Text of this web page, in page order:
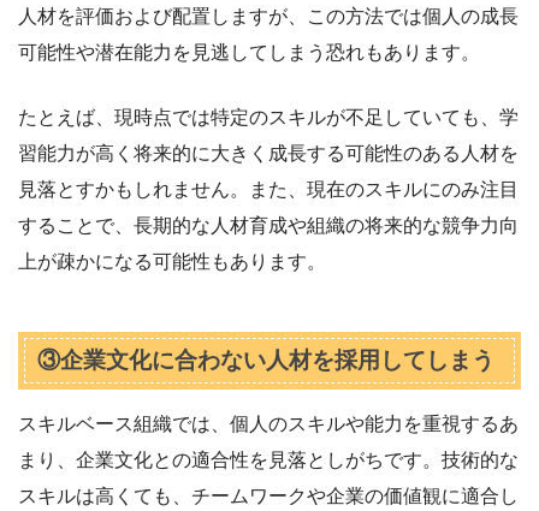
人材を評価および配置しますが、この方法では個人の成長
可能性や潜在能力を見逃してしまう恐れもあります。
たとえば、現時点では特定のスキルが不足していても、学
習能力が高く将来的に大きく成長する可能性のある人材を
見落とすかもしれません。また、現在のスキルにのみ注目
することで、長期的な人材育成や組織の将来的な競争力向
上が疎かになる可能性もあります。
③企業文化に合わない人材を採用してしまう
スキルベース組織では、個人のスキルや能力を重視するあ
まり、企業文化との適合性を見落としがちです。技術的な
スキルは高くても、チームワークや企業の価値観に適合し